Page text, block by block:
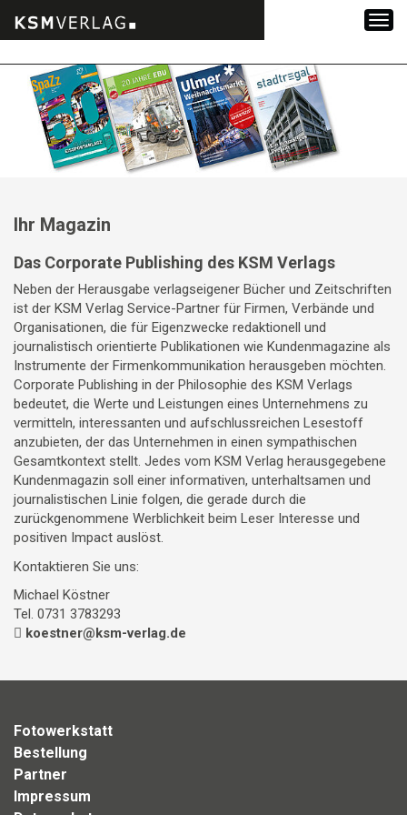
Inhalt
springen
Ihr Magazin
Das Corporate Publishing des KSM Verlags
Neben der Herausgabe verlagseigener Bücher und Zeitschriften
ist der KSM Verlag Service-Partner für Firmen, Verbände und
Organisationen, die für Eigenzwecke redaktionell und
journalistisch orientierte Publikationen wie Kundenmagazine als
Instrumente der Firmenkommunikation herausgeben möchten.
Corporate Publishing in der Philosophie des KSM Verlags
bedeutet, die Werte und Leistungen eines Unternehmens zu
vermitteln, interessanten und aufschlussreichen Lesestoff
anzubieten, der das Unternehmen in einen sympathischen
Gesamtkontext stellt. Jedes vom KSM Verlag herausgegebene
Kundenmagazin soll einer informativen, unterhaltsamen und
journalistischen Linie folgen, die gerade durch die
zurückgenommene Werblichkeit beim Leser Interesse und
positiven Impact auslöst.
Kontaktieren Sie uns:
Michael Köstner
Tel. 0731 3783293
koestner@ksm-verlag.de
Fotowerkstatt
Bestellung
Partner
Impressum